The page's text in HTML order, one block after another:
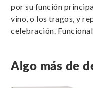
por su función
vino, o los tragos, y
celebración.
Algo más de